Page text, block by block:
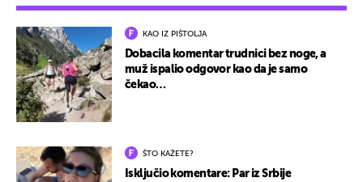
KAO IZ PIŠTOLJA
Dobacila komentar trudnici bez noge, a
muž ispalio odgovor kao da je samo
čekao…
ŠTO KAŽETE?
Isključio komentare: Par iz Srbije